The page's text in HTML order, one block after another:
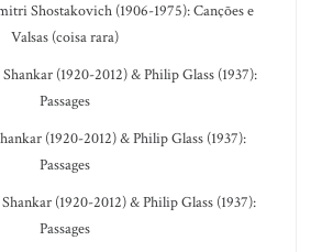
Shostakovich (1906-1975): Canções e
Valsas (coisa rara)
(1920-2012) & Philip Glass (1937):
Passages
(1920-2012) & Philip Glass (1937):
Passages
(1920-2012) & Philip Glass (1937):
Passages